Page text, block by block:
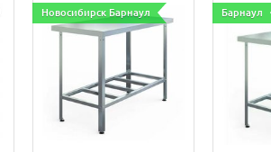
Новосибирск Барнаул Барнаул